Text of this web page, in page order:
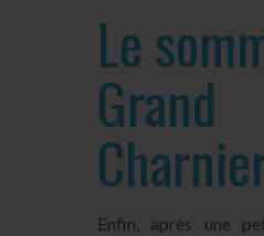
Le
Grand
Enfin, après une